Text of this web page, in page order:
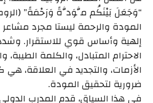
المودة والرحمة ليستا مجرد مشاعر
إلهية وأساس قوي للاستقرار.
الاحترام المتبادل، والكلمة
الأزمات، والتجديد في العلاقة، هي
ضرورية لتحقيق المودة.
في هذا السياق، قدم المدرب